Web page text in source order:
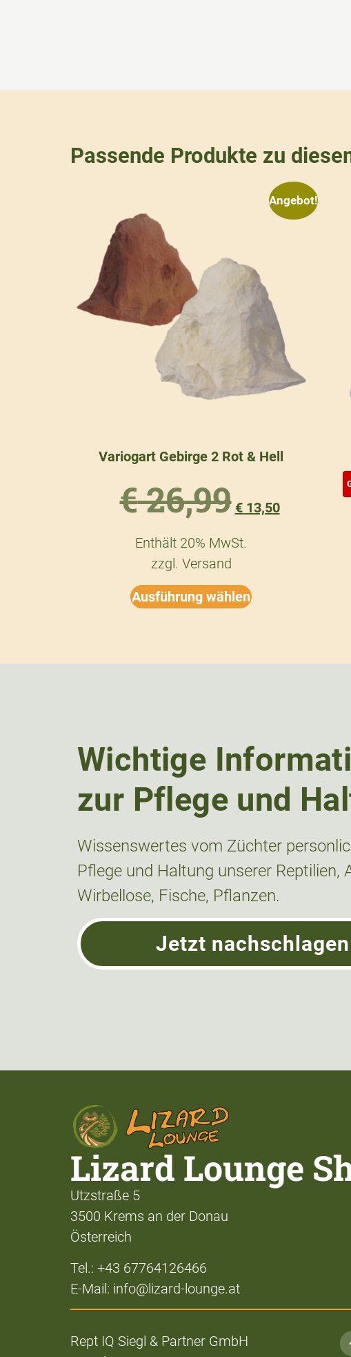
Passende Produkte zu
Angebot!
Variogart Gebirge 2 Rot & Hell
€26,99 €13,50
Enthält 20% MwSt.
zzgl. Versand
Ausführung wählen
Wichtige
zur Pflege und
Wissenswertes vom Züchter
Pflege und Haltung unserer Reptilien,
Wirbellose, Fische, Pflanzen.
Jetzt nachschlagen
Lizard Lounge
Utzstraße 5
3500 Krems an der Donau
Österreich
Tel.: +43 67764126466
E-Mail: info@lizard-lounge.at
Rept IQ Siegl & Partner GmbH